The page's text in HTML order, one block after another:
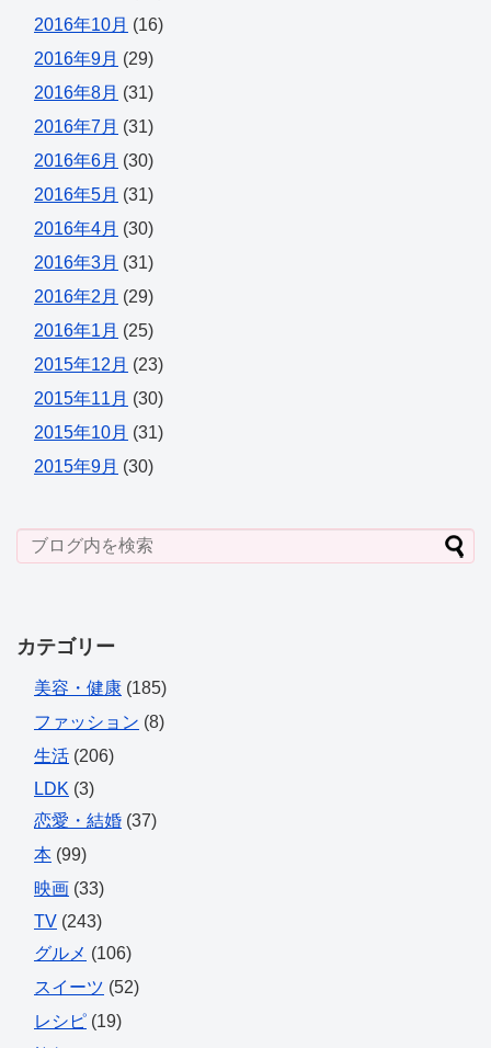
2016年10月 (16)
2016年9月 (29)
2016年8月 (31)
2016年7月 (31)
2016年6月 (30)
2016年5月 (31)
2016年4月 (30)
2016年3月 (31)
2016年2月 (29)
2016年1月 (25)
2015年12月 (23)
2015年11月 (30)
2015年10月 (31)
2015年9月 (30)
カテゴリー
美容・健康 (185)
ファッション (8)
生活 (206)
LDK (3)
恋愛・結婚 (37)
本 (99)
映画 (33)
TV (243)
グルメ (106)
スイーツ (52)
レシピ (19)